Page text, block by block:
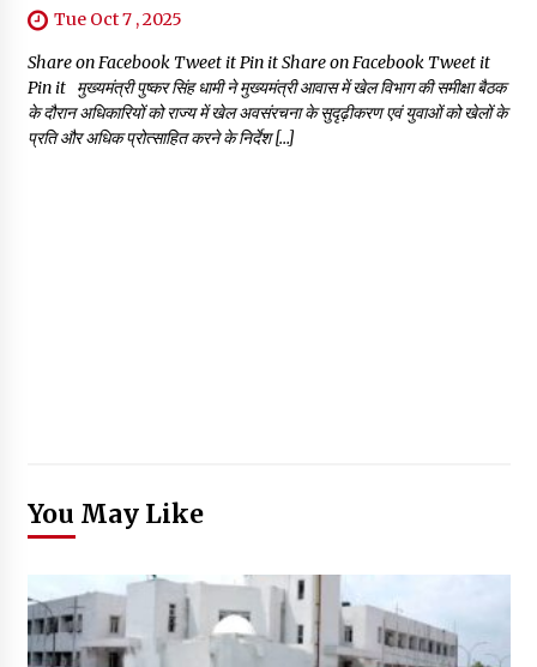
Tue Oct 7 , 2025
Share on Facebook Tweet it Pin it Share on Facebook Tweet it
Pin it मुख्यमंत्री पुष्कर सिंह धामी ने मुख्यमंत्री आवास में खेल विभाग की समीक्षा बैठक
के दौरान अधिकारियों को राज्य में खेल अवसंरचना के सुदृढ़ीकरण एवं युवाओं को खेलों के
प्रति और अधिक प्रोत्साहित करने के निर्देश […]
You May Like